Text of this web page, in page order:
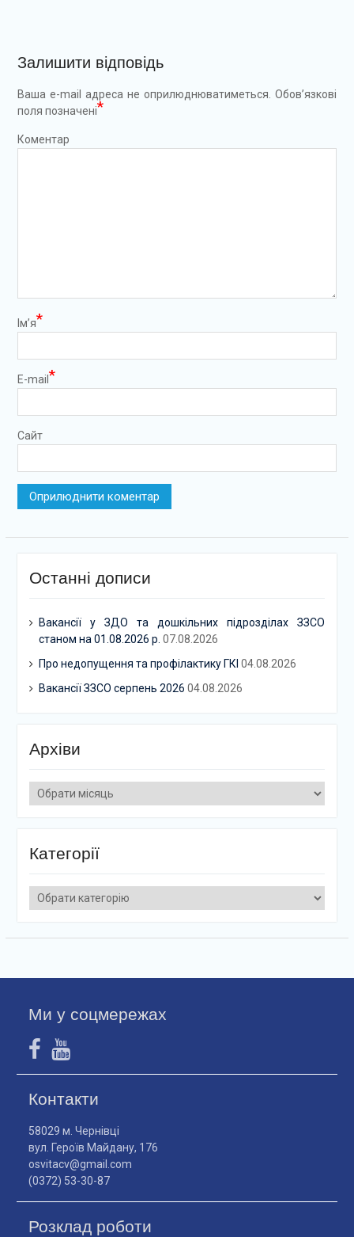
Залишити відповідь
Ваша e-mail адреса не оприлюднюватиметься. Обов’язкові
поля позначені*
Коментар
Ім’я*
E-mail *
Сайт
Останні дописи
Вакансії у ЗДО та дошкільних підрозділах ЗЗСО
станом на 01.08.2026 р. 07.08.2026
Про недопущення та профілактику ГКІ 04.08.2026
Вакансії ЗЗСО серпень 2026 04.08.2026
Архіви
Архіви
Категорії
Категорії
Ми у соцмережах
Контакти
58029 м. Чернівці
вул. Героїв Майдану, 176
osvitacv@gmail.com
(0372) 53-30-87
Розклад роботи